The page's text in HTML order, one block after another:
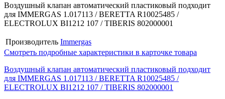
Воздушный клапан автоматический пластиковый подходит
для IMMERGAS 1.017113 / BERETTA R10025485 /
ELECTROLUX BI1212 107 / TIBERIS 802000001
Производитель Immergas
Смотреть подробные характеристики в карточке товара
Воздушный клапан автоматический пластиковый подходит
для IMMERGAS 1.017113 / BERETTA R10025485 /
ELECTROLUX BI1212 107 / TIBERIS 802000001